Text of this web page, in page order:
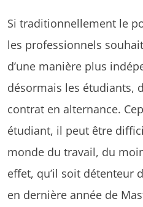
Si traditionnellement le
les professionnels
d’une manière plus
désormais les étudiants,
contrat en alternance.
étudiant, il peut être
monde du travail, du
effet, qu’il soit détenteur
en dernière année de